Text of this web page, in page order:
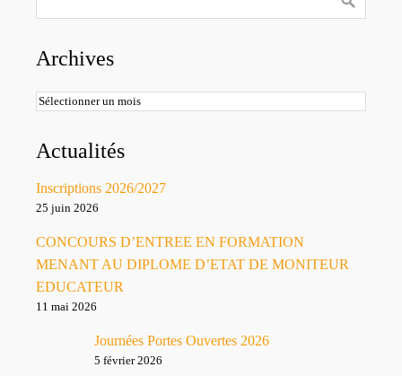
Archives
Archives
Actualités
Inscriptions 2026/2027
25 juin 2026
CONCOURS D’ENTREE EN FORMATION
MENANT AU DIPLOME D’ETAT DE MONITEUR
EDUCATEUR
11 mai 2026
Journées Portes Ouvertes 2026
5 février 2026